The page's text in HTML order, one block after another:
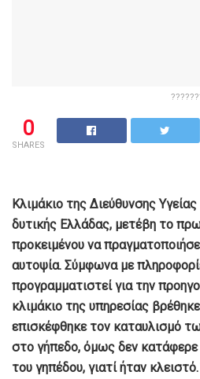
0
SHARES
Κλιμάκιο της Διεύθυνσης
δυτικής Ελλάδας, μετέβη το
προκειμένου να
αυτοψία. Σύμφωνα με
προγραμματιστεί για την
κλιμάκιο της υπηρεσίας
επισκέφθηκε τον καταυλισμό
στο γήπεδο, όμως δεν κατάφερε
του γηπέδου, γιατί ήταν